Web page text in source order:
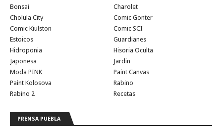
Bonsai
Charolet
Cholula City
Comic Gonter
Comic Kiulston
Comic SCI
Estoicos
Guardianes
Hidroponia
Hisoria Oculta
Japonesa
Jardin
Moda PINK
Paint Canvas
Paint Kolosova
Rabino
Rabino 2
Recetas
PRENSA PUEBLA